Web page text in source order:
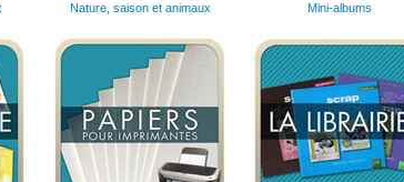
Nature, saison et animaux Mini-albums